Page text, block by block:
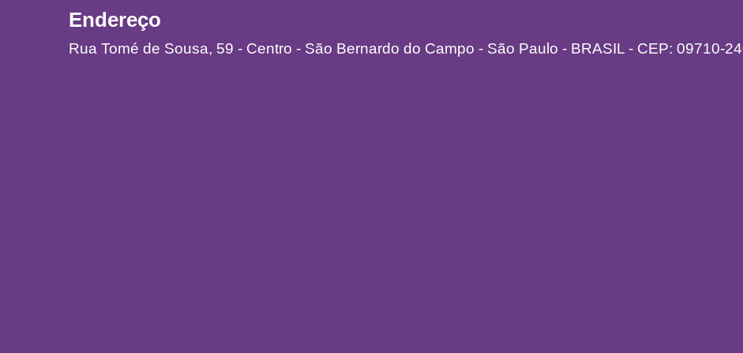
Endereço
Rua Tomé de Sousa, 59 - Centro - São Bernardo do Campo - São Paulo - BRASIL - CEP: 09710-